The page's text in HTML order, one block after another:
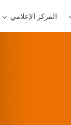
المركز الإعلامي